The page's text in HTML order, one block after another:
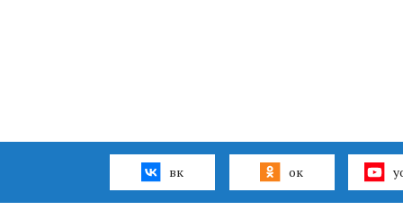
вк ок